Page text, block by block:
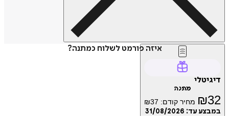
איזה פורמט לשלוח כמתנה?
דיגיטלי
מתנה
₪32 מחיר קודם: ₪37
במבצע עד: 31/08/2026